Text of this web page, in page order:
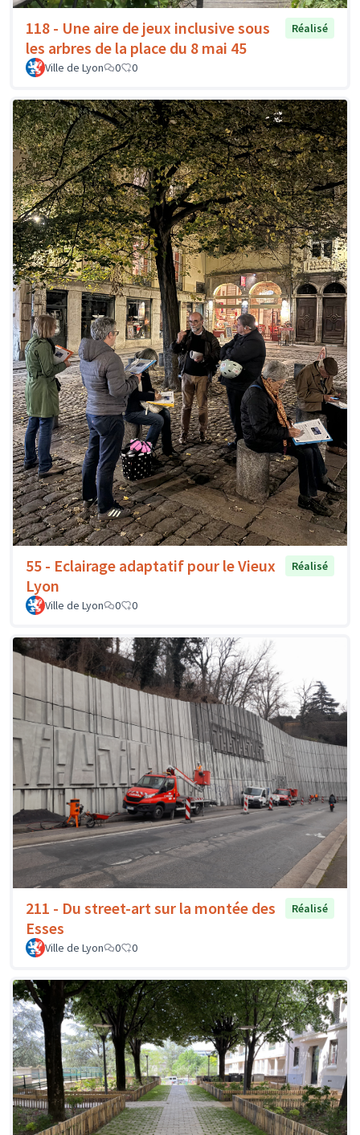
118 - Une aire de jeux inclusive sous
les arbres de la place du 8 mai 45
Réalisé
Ville de Lyon 0 0
55 - Eclairage adaptatif pour le Vieux
Lyon
Réalisé
Ville de Lyon 0 0
211 - Du street-art sur la montée des
Esses
Réalisé
Ville de Lyon 0 0